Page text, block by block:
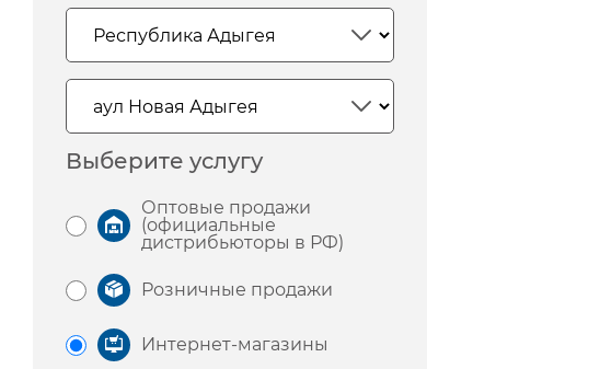
Выберите услугу
Оптовые продажи
(официальные
дистрибьюторы в РФ)
Розничные продажи
Интернет-магазины